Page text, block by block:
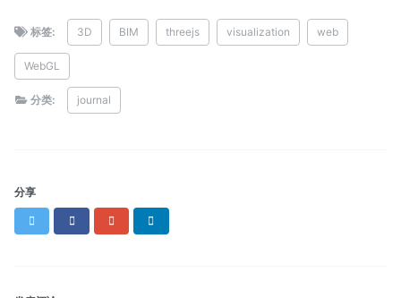
标签: 3D BIM threejs visualization web
WebGL
分类: journal
分享
Twitter FacebookGoogle+